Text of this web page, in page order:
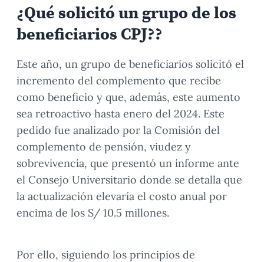
¿Qué solicitó un grupo de los
beneficiarios CPJ??
Este año, un grupo de beneficiarios solicitó el
incremento del complemento que recibe
como beneficio y que, además, este aumento
sea retroactivo hasta enero del 2024. Este
pedido fue analizado por la Comisión del
complemento de pensión, viudez y
sobrevivencia, que presentó un informe ante
el Consejo Universitario donde se detalla que
la actualización elevaría el costo anual por
encima de los S/ 10.5 millones.
Por ello, siguiendo los principios de